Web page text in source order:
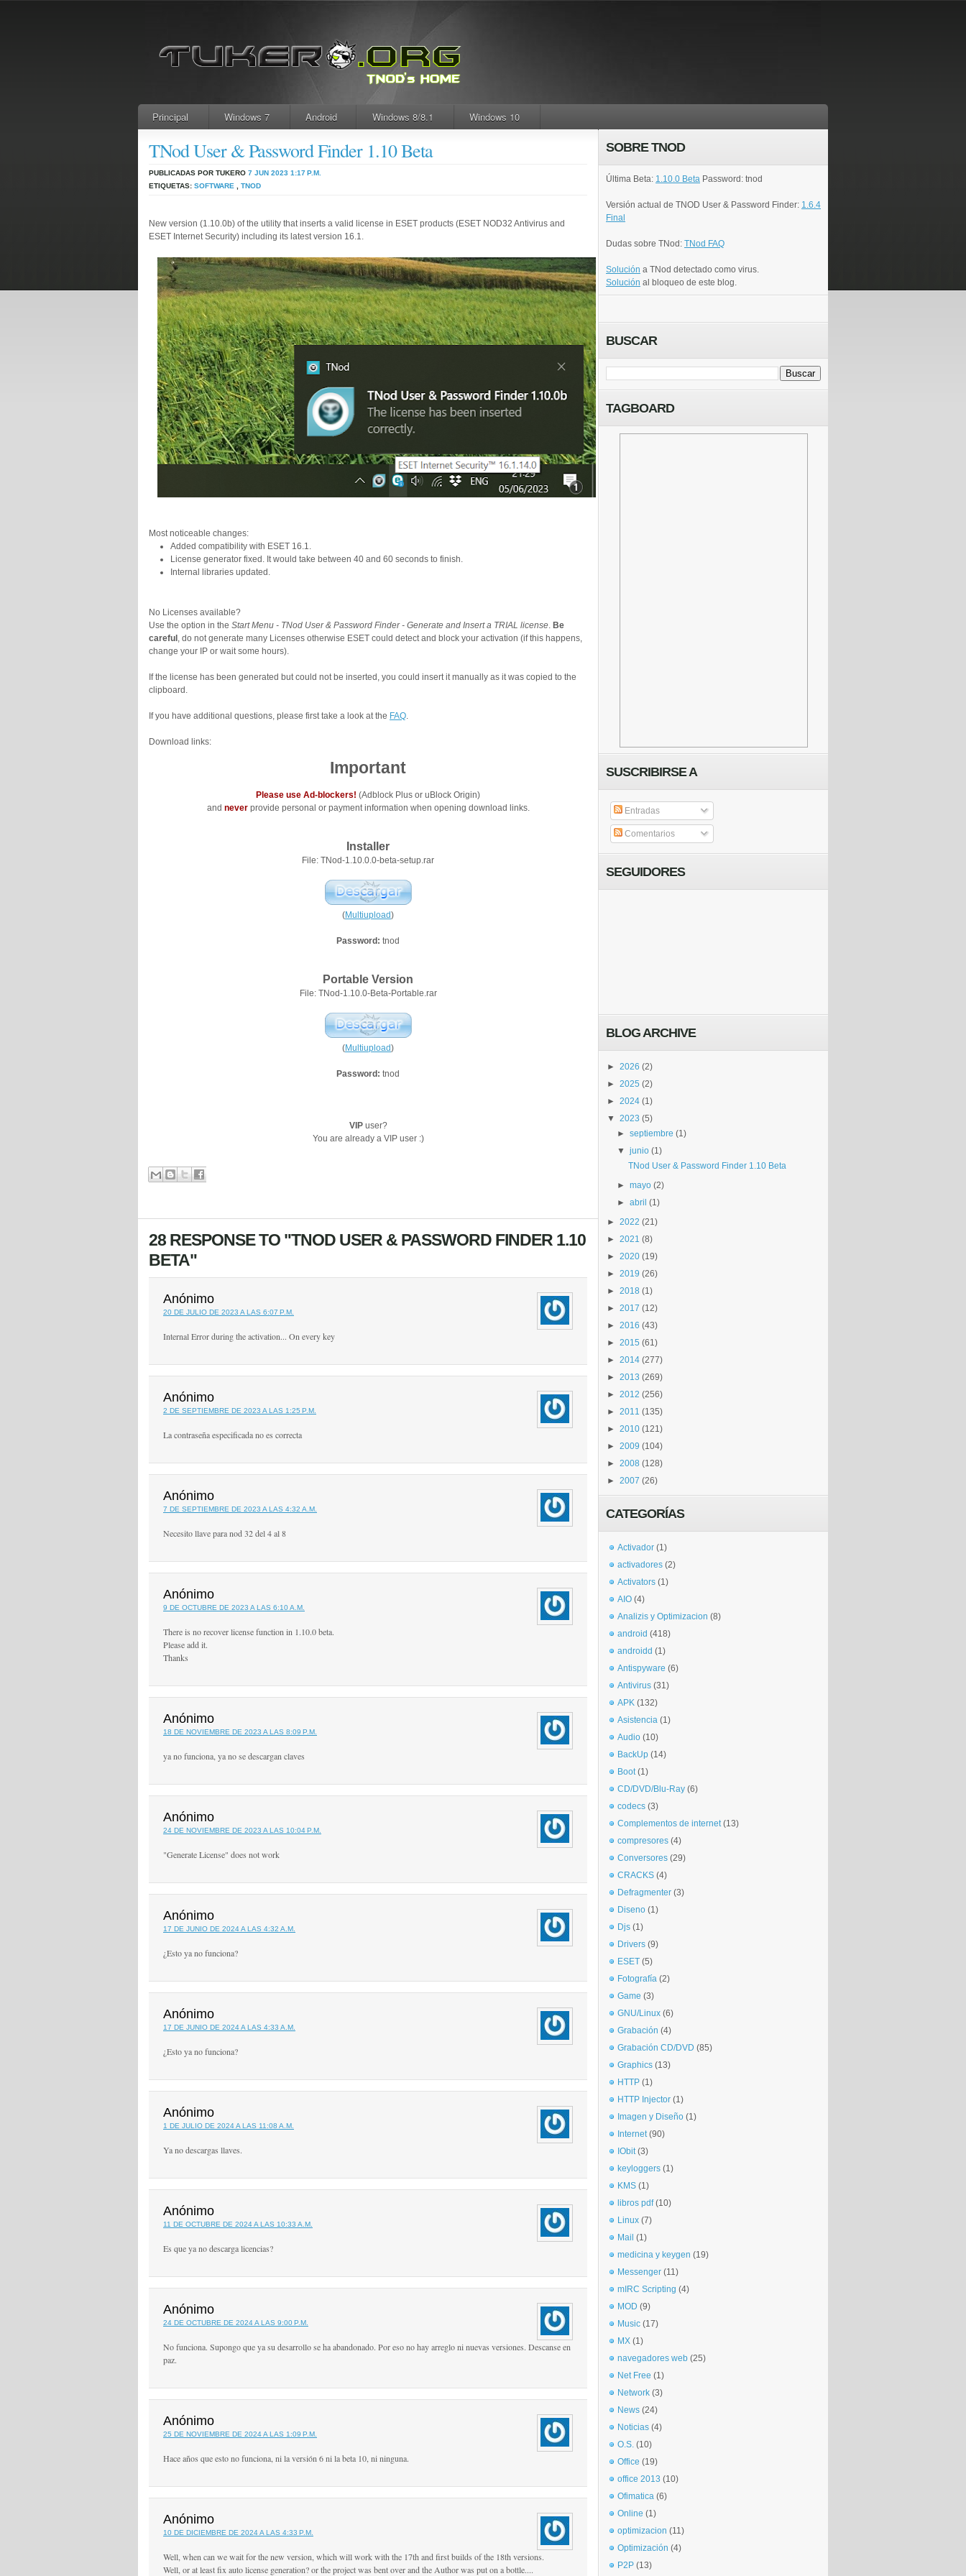
Principal Windows 7 Android Windows 8/8.1 Windows 10
TNod User & Password Finder 1.10 Beta
PUBLICADAS POR TUKERO 7 JUN 2023 1:17 P.M.
ETIQUETAS: SOFTWARE TNOD
New version (1.10.0b) of the utility that inserts a valid license in ESET products (ESET NOD32 Antivirus and
ESET Internet Security) including its latest version 16.1.
Most noticeable changes:
Added compatibility with ESET 16.1.
License generator fixed. It would take between 40 and 60 seconds to finish.
Internal libraries updated.
No Licenses available?
Use the option in the Start Menu - TNod User & Password Finder - Generate and Insert a TRIAL license. Be
careful , do not generate many Licenses otherwise ESET could detect and block your activation (if this happens,
change your IP or wait some hours).
If the license has been generated but could not be inserted, you could insert it manually as it was copied to the
clipboard.
If you have additional questions, please first take a look at the FAQ.
Download links:
Important
Please use Ad-blockers! (Adblock Plus or uBlock Origin)
and never provide personal or payment information when opening download links.
Installer
File: TNod-1.10.0.0-beta-setup.rar
(Multiupload)
Password: tnod
Portable Version
File: TNod-1.10.0-Beta-Portable.rar
(Multiupload)
Password: tnod
VIP user?
You are already a VIP user :)
28 RESPONSE TO "TNOD USER & PASSWORD FINDER 1.10
BETA"
Anónimo
20 DE JULIO DE 2023 A LAS 6:07 P.M.
Internal Error during the activation... On every key
Anónimo
2 DE SEPTIEMBRE DE 2023 A LAS 1:25 P.M.
La contraseña especificada no es correcta
Anónimo
7 DE SEPTIEMBRE DE 2023 A LAS 4:32 A.M.
Necesito llave para nod 32 del 4 al 8
Anónimo
9 DE OCTUBRE DE 2023 A LAS 6:10 A.M.
There is no recover license function in 1.10.0 beta.
Please add it.
Thanks
Anónimo
18 DE NOVIEMBRE DE 2023 A LAS 8:09 P.M.
ya no funciona, ya no se descargan claves
Anónimo
24 DE NOVIEMBRE DE 2023 A LAS 10:04 P.M.
"Generate License" does not work
Anónimo
17 DE JUNIO DE 2024 A LAS 4:32 A.M.
¿Esto ya no funciona?
Anónimo
17 DE JUNIO DE 2024 A LAS 4:33 A.M.
¿Esto ya no funciona?
Anónimo
1 DE JULIO DE 2024 A LAS 11:08 A.M.
Ya no descargas llaves.
Anónimo
11 DE OCTUBRE DE 2024 A LAS 10:33 A.M.
Es que ya no descarga licencias?
Anónimo
24 DE OCTUBRE DE 2024 A LAS 9:00 P.M.
No funciona. Supongo que ya su desarrollo se ha abandonado. Por eso no hay arreglo ni nuevas versiones. Descanse en
paz.
Anónimo
25 DE NOVIEMBRE DE 2024 A LAS 1:09 P.M.
Hace años que esto no funciona, ni la versión 6 ni la beta 10, ni ninguna.
Anónimo
10 DE DICIEMBRE DE 2024 A LAS 4:33 P.M.
Well, when can we wait for the new version, which will work with the 17th and first builds of the 18th versions.
Well, or at least fix auto license generation? or the project was bent over and the Author was put on a bottle....
SOBRE TNOD
Última Beta: 1.10.0 Beta Password: tnod
Versión actual de TNOD User & Password Finder: 1.6.4
Final
Dudas sobre TNod: TNod FAQ
Solución a TNod detectado como virus.
Solución al bloqueo de este blog.
BUSCAR
TAGBOARD
SUSCRIBIRSE A
Entradas
Comentarios
SEGUIDORES
BLOG ARCHIVE
► 2026 (2)
► 2025 (2)
► 2024 (1)
▼ 2023 (5)
►septiembre (1)
▼junio (1)
TNod User & Password Finder 1.10 Beta
►mayo (2)
►abril (1)
► 2022 (21)
► 2021 (8)
► 2020 (19)
► 2019 (26)
► 2018 (1)
► 2017 (12)
► 2016 (43)
► 2015 (61)
► 2014 (277)
► 2013 (269)
► 2012 (256)
► 2011 (135)
► 2010 (121)
► 2009 (104)
► 2008 (128)
► 2007 (26)
CATEGORÍAS
Activador (1)
activadores (2)
Activators (1)
AIO (4)
Analizis y Optimizacion (8)
android (418)
androidd (1)
Antispyware (6)
Antivirus (31)
APK (132)
Asistencia (1)
Audio (10)
BackUp (14)
Boot (1)
CD/DVD/Blu-Ray (6)
codecs (3)
Complementos de internet (13)
compresores (4)
Conversores (29)
CRACKS (4)
Defragmenter (3)
Diseno (1)
Djs (1)
Drivers (9)
ESET (5)
Fotografía (2)
Game (3)
GNU/Linux (6)
Grabación (4)
Grabación CD/DVD (85)
Graphics (13)
HTTP (1)
HTTP Injector (1)
Imagen y Diseño (1)
Internet (90)
IObit (3)
keyloggers (1)
KMS (1)
libros pdf (10)
Linux (7)
Mail (1)
medicina y keygen (19)
Messenger (11)
mIRC Scripting (4)
MOD (9)
Music (17)
MX (1)
navegadores web (25)
Net Free (1)
Network (3)
News (24)
Noticias (4)
O.S. (10)
Office (19)
office 2013 (10)
Ofimatica (6)
Online (1)
optimizacion (11)
Optimización (4)
P2P (13)